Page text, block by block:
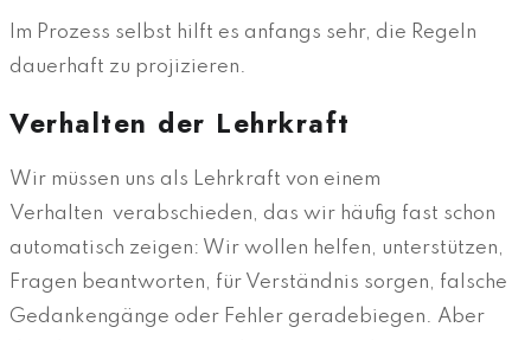
Im Prozess selbst hilft es anfangs sehr, die Regeln
dauerhaft zu projizieren.
Verhalten der Lehrkraft
Wir müssen uns als Lehrkraft von einem
Verhalten verabschieden, das wir häufig fast schon
automatisch zeigen: Wir wollen helfen, unterstützen,
Fragen beantworten, für Verständnis sorgen, falsche
Gedankengänge oder Fehler geradebiegen. Aber